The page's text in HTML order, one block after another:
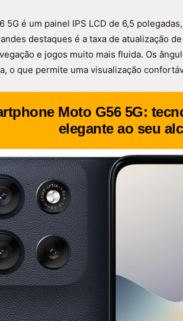
5G é um painel IPS LCD de 6,5
destaques é a taxa de atualização
e jogos muito mais fluida. Os
o que permite uma visualização
Moto G56 5G:
elegante ao seu